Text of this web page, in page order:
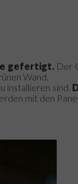
gefertigt. Der
Wand.
installieren sind.
mit den